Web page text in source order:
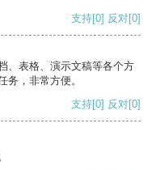
支持[0] 反对[0]
、表格、演示文稿等各个方
务，非常方便。
支持[0] 反对[0]